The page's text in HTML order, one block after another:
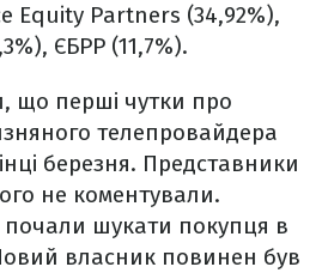
Equity Partners (34,92%),
ЄБРР (11,7%).
що перші чутки про
телепровайдера
березня. Представники
не коментували.
почали шукати покупця в
власник повинен був